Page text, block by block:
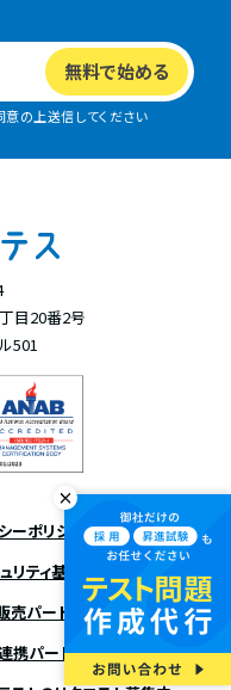
意の上送信してください
目20番2号
501
ーポリシー
リティ基本方針
売パートナー募集
携パートナー募集